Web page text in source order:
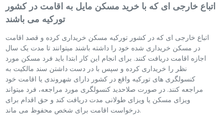
اتباع خارجی ای که با خرید مسکن مایل به اقامت در کشور
تورکیه می باشند
اتباع خارجی ای که در کشور تورکیه مسکن خریداری کرده و قصد اقامت
در مسکن خریداری شده خود را داشته باشند میتوانند تا مدت یک سال
اجازه اقامت دریافت کنند. برای انجام این کار ابتدا باید فرد مسکن مورد
نظر را خریداری کرده و سپس با در دست داشتن سند مالکیت به
کنسولگری های تورکیه واقع در کشور دارای شهروندی یا اقامت خود
مراجعه کنند. در صورت صلاحدید کنسولگری مورد مراجعه، فرد میتواند
ویزای مسکن یا ویزای طولانی مدت دریافت کند و حق اقدام برای
درخواست اقامت برای شخص محفوظ می ماند.